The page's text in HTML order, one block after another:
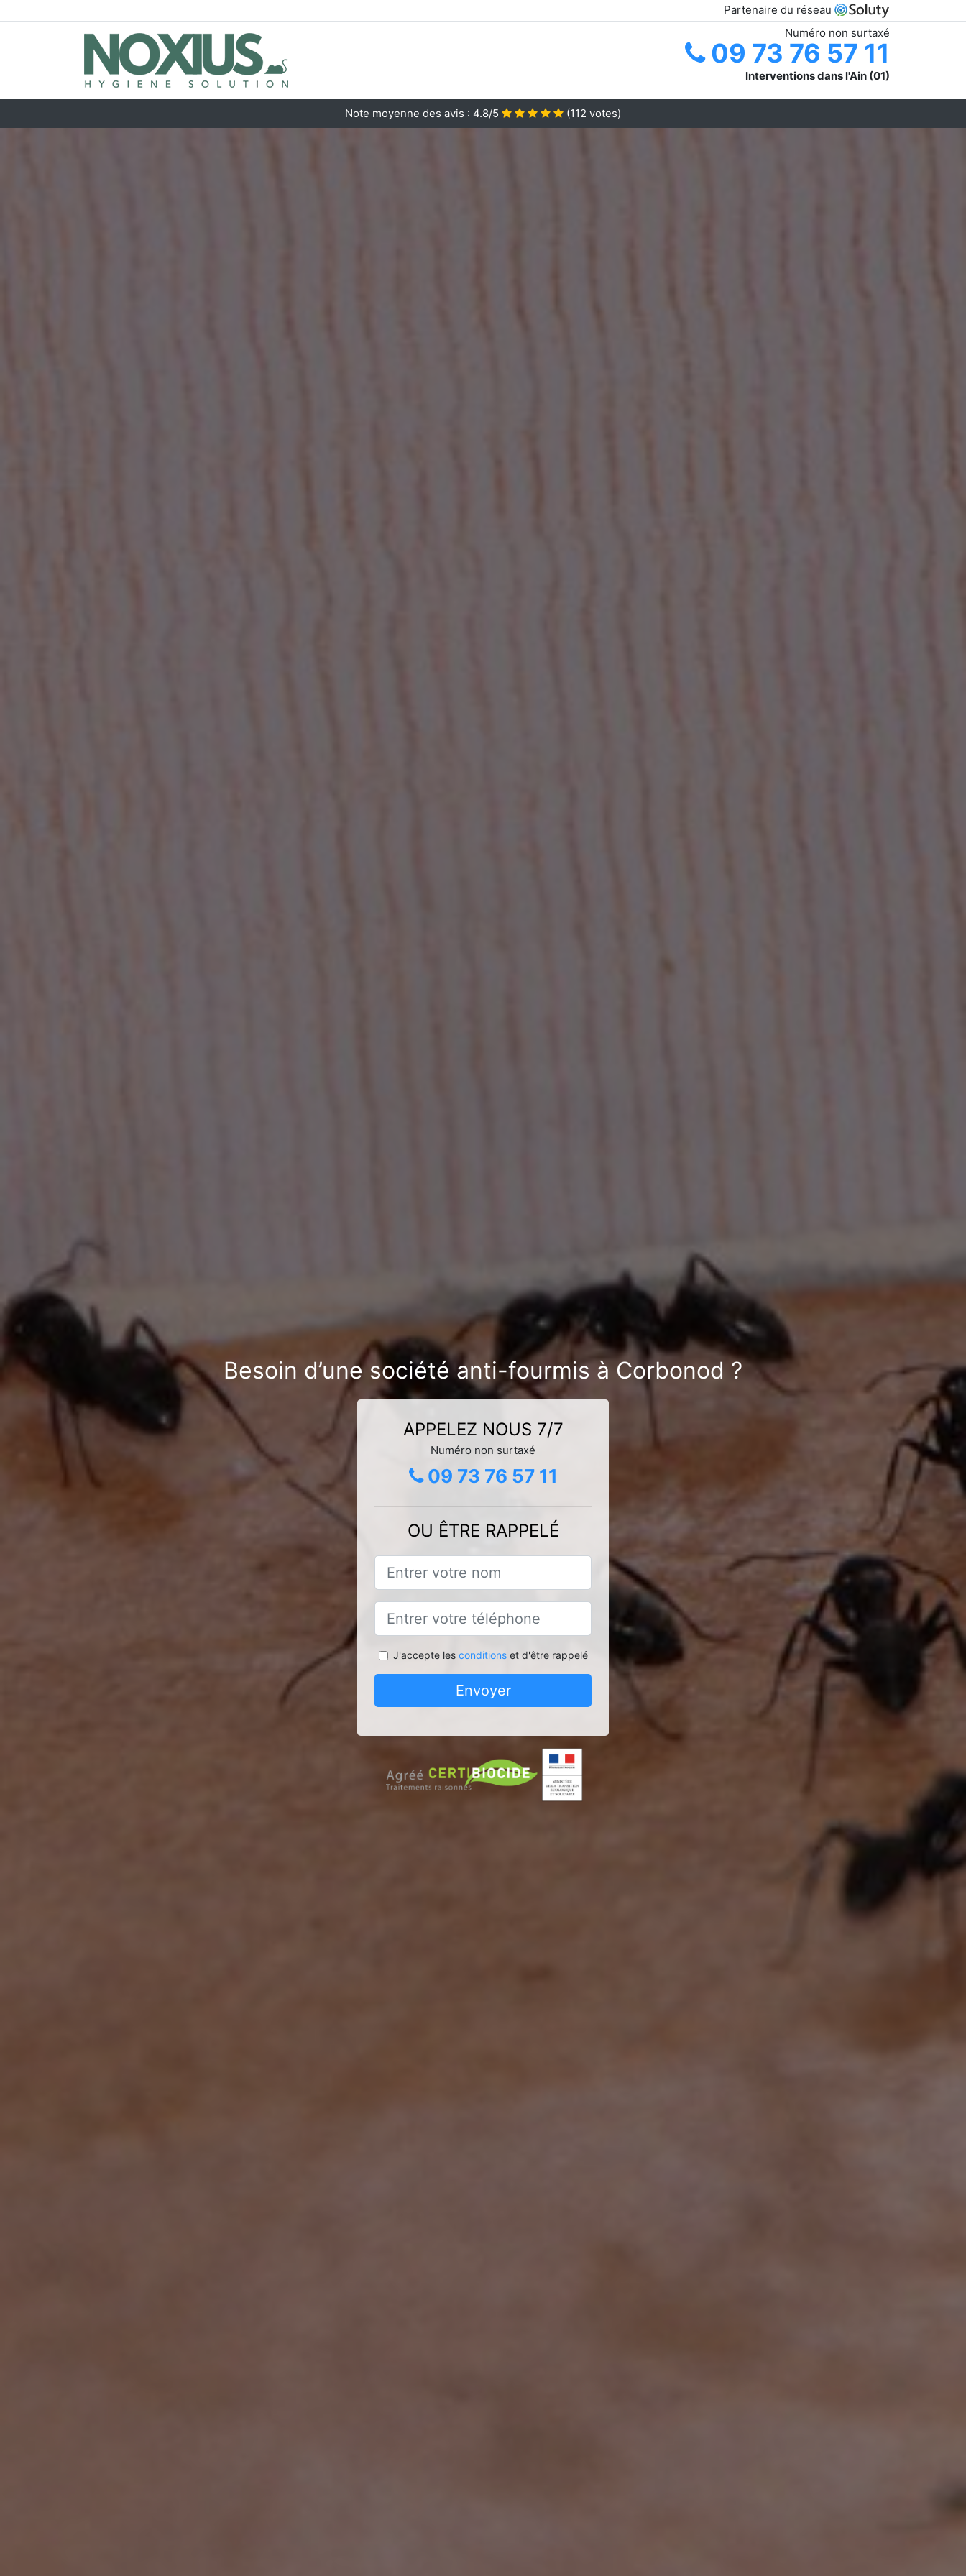
Partenaire du réseau
Numéro non surtaxé
09 73 76 57 11
Interventions dans l'Ain (01)
Note moyenne des avis : 4.8/5 (112 votes)
Besoin d’une société anti-fourmis à Corbonod ?
APPELEZ NOUS 7/7
Numéro non surtaxé
09 73 76 57 11
OU ÊTRE RAPPELÉ
J'accepte les conditionset d'être rappelé
Envoyer